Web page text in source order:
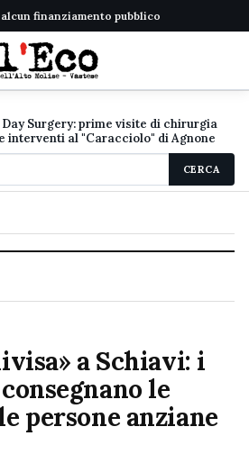
finanziamento pubblico
Day Surgery: prime visite di chirurgia
interventi al "Caracciolo" di Agnone
CERCA
a Schiavi: i
le
persone anziane